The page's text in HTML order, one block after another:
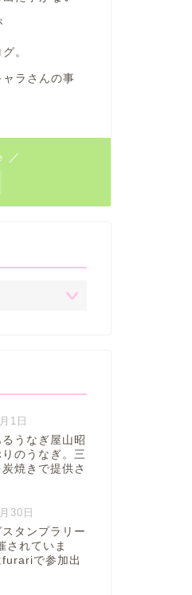
。
ラさんの事
／
1日
うなぎ屋山昭
のうなぎ。三
焼きで提供さ
30日
タンプラリー
されていま
で参加出